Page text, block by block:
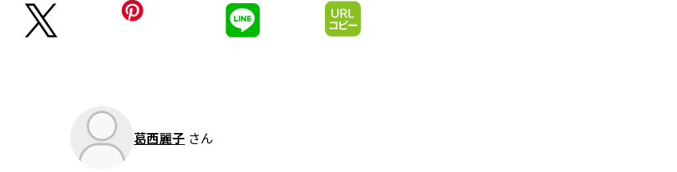
葛西麗子 さん